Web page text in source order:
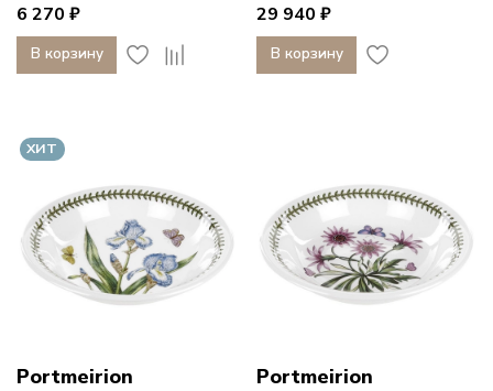
6 270 ₽
В корзину
29 940 ₽
В корзину
ХИТ
Portmeirion Portmeirion